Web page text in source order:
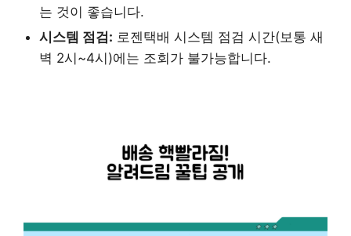
는 것이 좋습니다.
시스템 점검: 로젠택배 시스템 점검 시간(보통 새
벽 2시~4시)에는 조회가 불가능합니다.